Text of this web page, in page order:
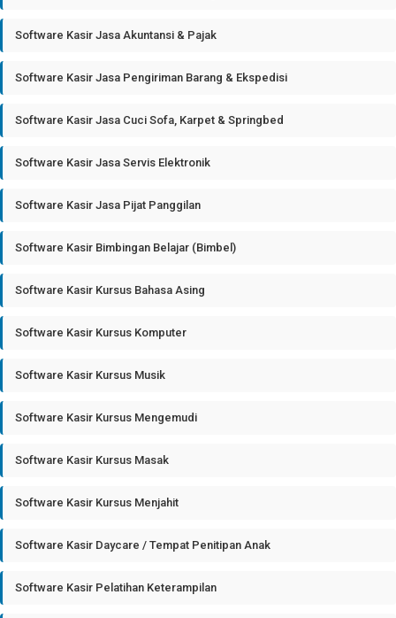
Software Kasir Jasa Akuntansi & Pajak
Software Kasir Jasa Pengiriman Barang & Ekspedisi
Software Kasir Jasa Cuci Sofa, Karpet & Springbed
Software Kasir Jasa Servis Elektronik
Software Kasir Jasa Pijat Panggilan
Software Kasir Bimbingan Belajar (Bimbel)
Software Kasir Kursus Bahasa Asing
Software Kasir Kursus Komputer
Software Kasir Kursus Musik
Software Kasir Kursus Mengemudi
Software Kasir Kursus Masak
Software Kasir Kursus Menjahit
Software Kasir Daycare / Tempat Penitipan Anak
Software Kasir Pelatihan Keterampilan